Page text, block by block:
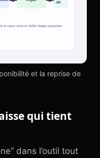
et la reprise de
qui tient
dans l’outil tout